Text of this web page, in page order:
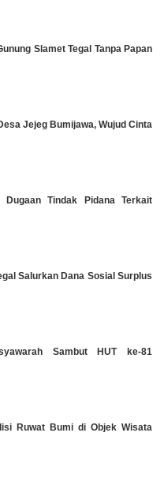
Slamet Tegal Tanpa Papan
Jejeg Bumijawa, Wujud Cinta
Tindak Pidana Terkait
Salurkan Dana Sosial Surplus
Sambut HUT ke-81
Ruwat Bumi di Objek Wisata